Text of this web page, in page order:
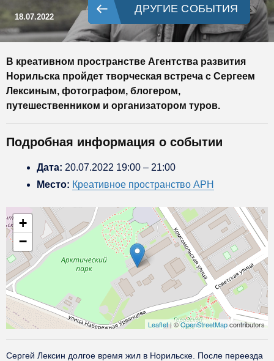
18.07.2022
ДРУГИЕ СОБЫТИЯ
В креативном пространстве Агентства развития
Норильска пройдет творческая встреча с Сергеем
Лексиным, фотографом, блогером,
путешественником и организатором туров.
Подробная информация о событии
Дата: 20.07.2022 19:00 – 21:00
Место: Креативное пространство АРН
+
−
Leaflet| ©OpenStreetMapcontributors
Сергей Лексин долгое время жил в Норильске. После переезда